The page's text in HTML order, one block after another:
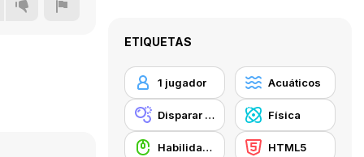
ETIQUETAS
1 jugador Acuáticos
Disparar burbujas Física
Habilidad con el ratón HTML5